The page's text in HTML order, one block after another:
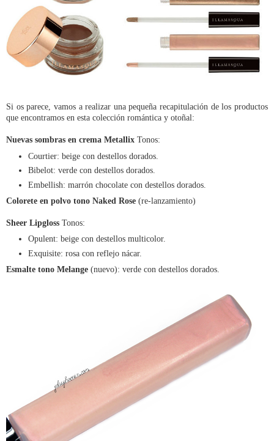
Si os parece, vamos a realizar una pequeña recapitulación de los productos
que encontramos en esta colección romántica y otoñal:
Nuevas sombras en crema Metallix Tonos:
Courtier: beige con destellos dorados.
Bibelot: verde con destellos dorados.
Embellish: marrón chocolate con destellos dorados.
Colorete en polvo tono Naked Rose (re-lanzamiento)
Sheer Lipgloss Tonos:
Opulent: beige con destellos multicolor.
Exquisite: rosa con reflejo nácar.
Esmalte tono Melange (nuevo): verde con destellos dorados.